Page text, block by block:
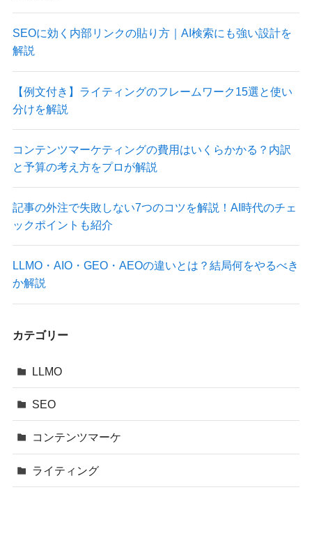
SEOに効く内部リンクの貼り方｜AI検索にも強い設計を
解説
【例文付き】ライティングのフレームワーク15選と使い
分けを解説
コンテンツマーケティングの費用はいくらかかる？内訳
と予算の考え方をプロが解説
記事の外注で失敗しない7つのコツを解説！AI時代のチェ
ックポイントも紹介
LLMO・AIO・GEO・AEOの違いとは？結局何をやるべき
か解説
カテゴリー
LLMO
SEO
コンテンツマーケ
ライティング